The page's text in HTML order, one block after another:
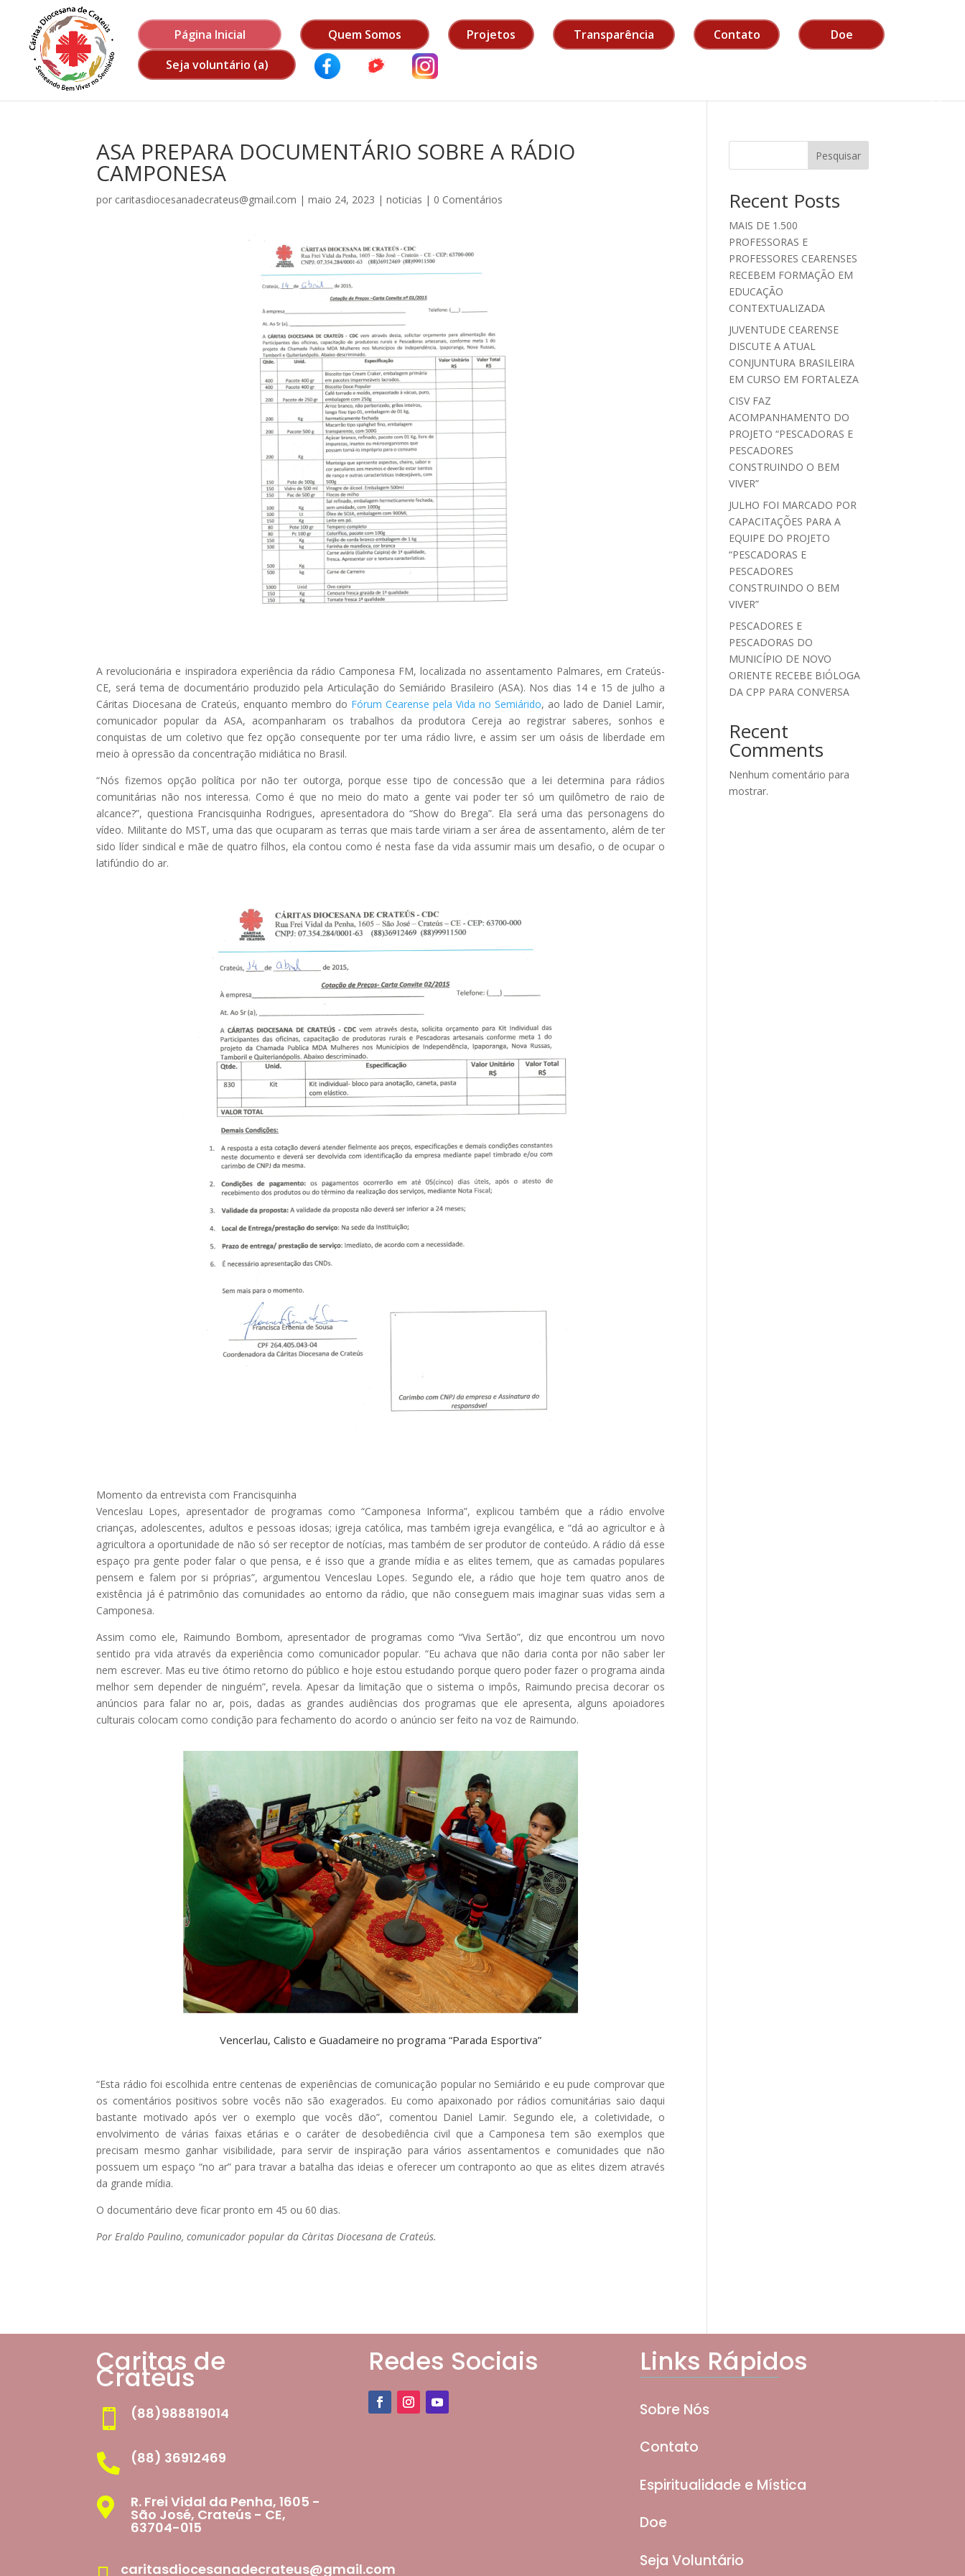
Página Inicial Quem Somos Projetos Transparência Contato
Doe
Seja voluntário (a)
ASA PREPARA DOCUMENTÁRIO SOBRE A RÁDIO
CAMPONESA
por caritasdiocesanadecrateus@gmail.com |maio 24, 2023 |noticias | 0 Comentários
A revolucionária e inspiradora experiência da rádio Camponesa FM, localizada no assentamento Palmares, em Crateús-
CE, será tema de documentário produzido pela Articulação do Semiárido Brasileiro (ASA). Nos dias 14 e 15 de julho a
Cáritas Diocesana de Crateús, enquanto membro do Fórum Cearense pela Vida no Semiárido, ao lado de Daniel Lamir,
comunicador popular da ASA, acompanharam os trabalhos da produtora Cereja ao registrar saberes, sonhos e
conquistas de um coletivo que fez opção consequente por ter uma rádio livre, e assim ser um oásis de liberdade em
meio à opressão da concentração midiática no Brasil.
“Nós fizemos opção política por não ter outorga, porque esse tipo de concessão que a lei determina para rádios
comunitárias não nos interessa. Como é que no meio do mato a gente vai poder ter só um quilômetro de raio de
alcance?”, questiona Francisquinha Rodrigues, apresentadora do “Show do Brega”. Ela será uma das personagens do
vídeo. Militante do MST, uma das que ocuparam as terras que mais tarde viriam a ser área de assentamento, além de ter
sido líder sindical e mãe de quatro filhos, ela contou como é nesta fase da vida assumir mais um desafio, o de ocupar o
latifúndio do ar.
Momento da entrevista com Francisquinha
Venceslau Lopes, apresentador de programas como “Camponesa Informa”, explicou também que a rádio envolve
crianças, adolescentes, adultos e pessoas idosas; igreja católica, mas também igreja evangélica, e “dá ao agricultor e à
agricultora a oportunidade de não só ser receptor de notícias, mas também de ser produtor de conteúdo. A rádio dá esse
espaço pra gente poder falar o que pensa, e é isso que a grande mídia e as elites temem, que as camadas populares
pensem e falem por si próprias”, argumentou Venceslau Lopes. Segundo ele, a rádio que hoje tem quatro anos de
existência já é patrimônio das comunidades ao entorno da rádio, que não conseguem mais imaginar suas vidas sem a
Camponesa.
Assim como ele, Raimundo Bombom, apresentador de programas como “Viva Sertão”, diz que encontrou um novo
sentido pra vida através da experiência como comunicador popular. “Eu achava que não daria conta por não saber ler
nem escrever. Mas eu tive ótimo retorno do público e hoje estou estudando porque quero poder fazer o programa ainda
melhor sem depender de ninguém”, revela. Apesar da limitação que o sistema o impôs, Raimundo precisa decorar os
anúncios para falar no ar, pois, dadas as grandes audiências dos programas que ele apresenta, alguns apoiadores
culturais colocam como condição para fechamento do acordo o anúncio ser feito na voz de Raimundo.
Vencerlau, Calisto e Guadameire no programa “Parada Esportiva”
“Esta rádio foi escolhida entre centenas de experiências de comunicação popular no Semiárido e eu pude comprovar que
os comentários positivos sobre vocês não são exagerados. Eu como apaixonado por rádios comunitárias saio daqui
bastante motivado após ver o exemplo que vocês dão”, comentou Daniel Lamir. Segundo ele, a coletividade, o
envolvimento de várias faixas etárias e o caráter de desobediência civil que a Camponesa tem são exemplos que
precisam mesmo ganhar visibilidade, para servir de inspiração para vários assentamentos e comunidades que não
possuem um espaço “no ar” para travar a batalha das ideias e oferecer um contraponto ao que as elites dizem através
da grande mídia.
O documentário deve ficar pronto em 45 ou 60 dias.
Por Eraldo Paulino, comunicador popular da Càritas Diocesana de Crateús.
Pesquisar
Recent Posts
MAIS DE 1.500
PROFESSORAS E
PROFESSORES CEARENSES
RECEBEM FORMAÇÃO EM
EDUCAÇÃO
CONTEXTUALIZADA
JUVENTUDE CEARENSE
DISCUTE A ATUAL
CONJUNTURA BRASILEIRA
EM CURSO EM FORTALEZA
CISV FAZ
ACOMPANHAMENTO DO
PROJETO “PESCADORAS E
PESCADORES
CONSTRUINDO O BEM
VIVER”
JULHO FOI MARCADO POR
CAPACITAÇÕES PARA A
EQUIPE DO PROJETO
“PESCADORAS E
PESCADORES
CONSTRUINDO O BEM
VIVER”
PESCADORES E
PESCADORAS DO
MUNICÍPIO DE NOVO
ORIENTE RECEBE BIÓLOGA
DA CPP PARA CONVERSA
Recent
Comments
Nenhum comentário para
mostrar.
Caritas de
Crateús
 (88)988819014
 (88) 36912469
 R. Frei Vidal da Penha, 1605 -
São José, Crateús - CE,
63704-015
caritasdiocesanadecrateus@gmail.com
Redes Sociais Links Rápidos
Sobre Nós
Contato
Espiritualidade e Mística
Doe
Seja Voluntário